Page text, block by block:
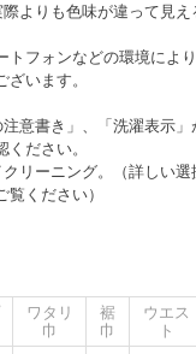
よりも色味が違って見え
トフォンなどの環境によ
います。
意書き」、「洗濯表示」
ださい。
リーニング。（詳しい選
ください）
ワタリ
巾
裾
巾
ウエス
ト